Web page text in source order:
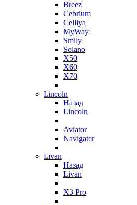
Breez
Cebrium
Celliya
MyWay
Smily
Solano
X50
X60
X70
Lincoln
Назад
Lincoln
Aviator
Navigator
Livan
Назад
Livan
X3 Pro